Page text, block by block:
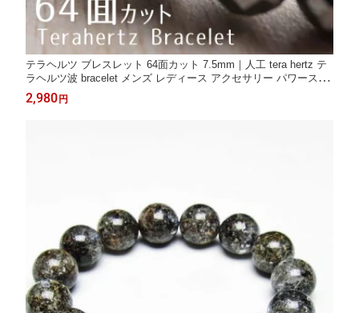
テラヘルツ ブレスレット 64面カット 7.5mm｜人工 tera hertz テ
ラヘルツ波 bracelet メンズ レディース アクセサリー パワースト
ーン ランダム発送 メール便送料無料 [M便 1/10] 911-168
2,980 円